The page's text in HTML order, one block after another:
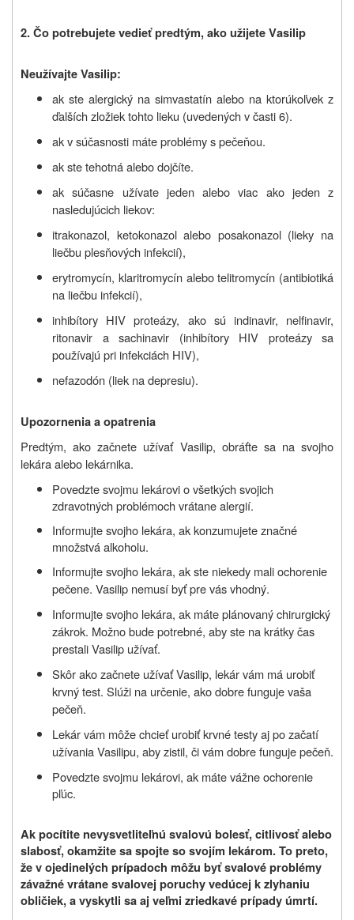
2. Čo potrebujete vedieť predtým, ako užijeteVasilip
Neužívajte Vasilip:
ak ste alergický na simvastatín alebo na ktorúkoľvek z
ďalších zložiek tohto lieku (uvedených v časti 6).
ak v súčasnosti máte problémy s pečeňou.
ak ste tehotná alebo dojčíte.
ak súčasne užívate jeden alebo viac ako jeden z
nasledujúcich liekov:
itrakonazol, ketokonazol alebo posakonazol (lieky na
liečbu plesňových infekcií),
erytromycín, klaritromycín alebo telitromycín (antibiotiká
na liečbu infekcií),
inhibítory HIV proteázy, ako sú indinavir, nelfinavir,
ritonavir a sachinavir (inhibítory HIV proteázy sa
používajú pri infekciách HIV),
nefazodón (liek na depresiu).
Upozornenia a opatrenia
Predtým, ako začnete užívať Vasilip, obráťte sa na svojho
lekára alebo lekárnika.
Povedzte svojmu lekárovi o všetkých svojich
zdravotných problémoch vrátane alergií.
Informujte svojho lekára, ak konzumujete značné
množstvá alkoholu.
Informujte svojho lekára, ak ste niekedy mali ochorenie
pečene. Vasilip nemusí byť pre vás vhodný.
Informujte svojho lekára, ak máte plánovaný chirurgický
zákrok. Možno bude potrebné, aby ste na krátky čas
prestali Vasilip užívať.
Skôr ako začnete užívať Vasilip, lekár vám má urobiť
krvný test. Slúži na určenie, ako dobre funguje vaša
pečeň.
Lekár vám môže chcieť urobiť krvné testy aj po začatí
užívania Vasilipu, aby zistil, či vám dobre funguje pečeň.
Povedzte svojmu lekárovi, ak máte vážne ochorenie
pľúc.
Ak pocítite nevysvetliteľnú svalovú bolesť, citlivosť alebo
slabosť, okamžite sa spojte so svojím lekárom. To preto,
že v ojedinelých prípadoch môžu byť svalové problémy
závažné vrátane svalovej poruchy vedúcej k zlyhaniu
obličiek, a vyskytli sa aj veľmi zriedkavé prípady úmrtí.